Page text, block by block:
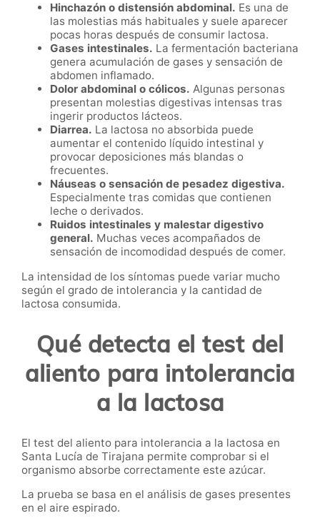
Hinchazón o distensión abdominal. Es una de
las molestias más habituales y suele aparecer
pocas horas después de consumir lactosa.
Gases intestinales. La fermentación bacteriana
genera acumulación de gases y sensación de
abdomen inflamado.
Dolor abdominal o cólicos. Algunas personas
presentan molestias digestivas intensas tras
ingerir productos lácteos.
Diarrea. La lactosa no absorbida puede
aumentar el contenido líquido intestinal y
provocar deposiciones más blandas o
frecuentes.
Náuseas o sensación de pesadez digestiva.
Especialmente tras comidas que contienen
leche o derivados.
Ruidos intestinales y malestar digestivo
general. Muchas veces acompañados de
sensación de incomodidad después de comer.
La intensidad de los síntomas puede variar mucho
según el grado de intolerancia y la cantidad de
lactosa consumida.
Qué detecta el test del
aliento para intolerancia
a la lactosa
El test del aliento para intolerancia a la lactosa en
Santa Lucía de Tirajana permite comprobar si el
organismo absorbe correctamente este azúcar.
La prueba se basa en el análisis de gases presentes
en el aire espirado.